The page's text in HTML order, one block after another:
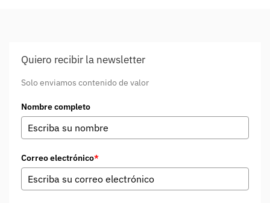
Quiero recibir la newsletter
Solo enviamos contenido de valor
Nombre completo
Correo electrónico*